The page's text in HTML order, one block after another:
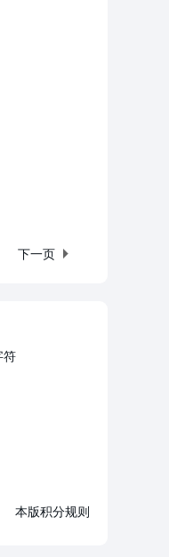
下一页
符
本版积分规则